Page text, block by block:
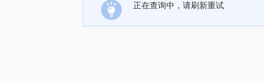
正在查询中，请刷新重试